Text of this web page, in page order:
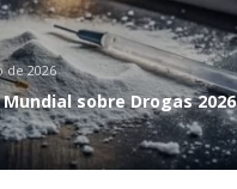
de 2026
sobre Drogas 2026